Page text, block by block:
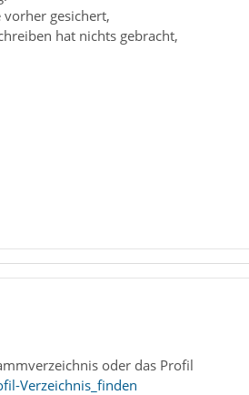
gesichert,
hat nichts gebracht,
oder das Profil
Verzeichnis_finden